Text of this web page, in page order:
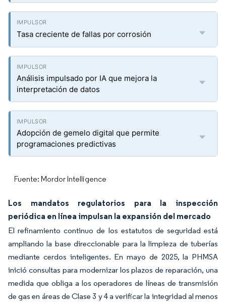
Tasa creciente de fallas por corrosión
Análisis impulsado por IA que mejora la
interpretación de datos
Adopción de gemelo digital que permite
programaciones predictivas
Fuente: Mordor Intelligence
Los mandatos regulatorios para la inspección
periódica en línea impulsan la expansión del mercado
El refinamiento continuo de los estatutos de seguridad está
ampliando la base direccionable para la limpieza de tuberías
mediante cerdos inteligentes. En mayo de 2025, la PHMSA
inició consultas para modernizar los plazos de reparación, una
medida que obliga a los operadores de líneas de transmisión
de gas en áreas de Clase 3 y 4 a verificar la integridad al menos